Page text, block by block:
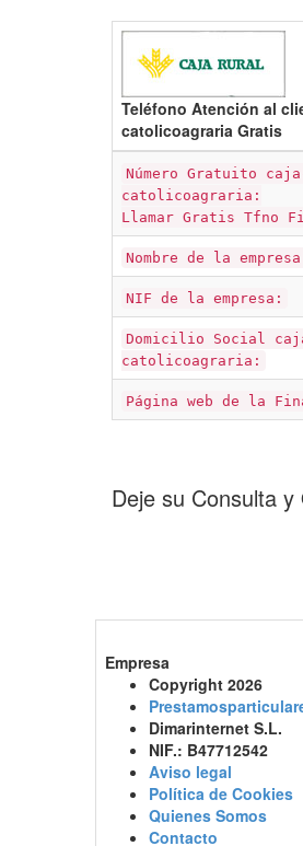
Teléfono Atención al
catolicoagraria Gratis
Número Gratuito
catolicoagraria:
Llamar Gratis Tfno
Nombre de la
NIF de la empresa:
Domicilio Social
catolicoagraria:
Página web de la
Deje su Consulta
Empresa
Copyright 2026
Dimarinternet S.L.
NIF.: B47712542
Aviso legal
Política de Cookies
Quienes Somos
Contacto